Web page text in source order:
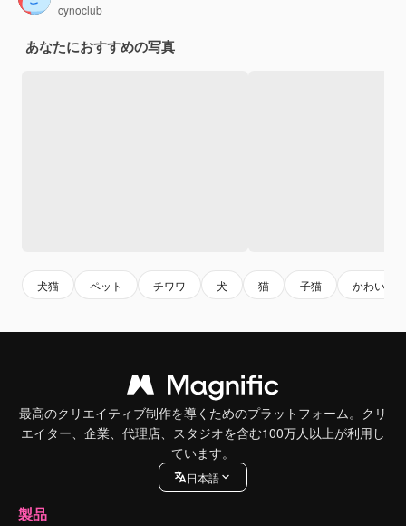
cynoclub
あなたにおすすめの写真
犬猫 ペット チワワ 犬 猫 子猫 かわいい猫
最高のクリエイティブ制作を導くためのプラットフォーム。クリ
エイター、企業、代理店、スタジオを含む100万人以上が利用し
ています。
日本語
製品